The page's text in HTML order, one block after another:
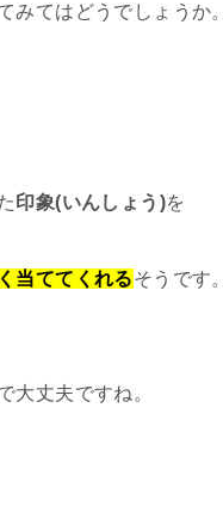
みてはどうでしょうか。
印象(いんしょう)を
当ててくれるそうです。
大丈夫ですね。